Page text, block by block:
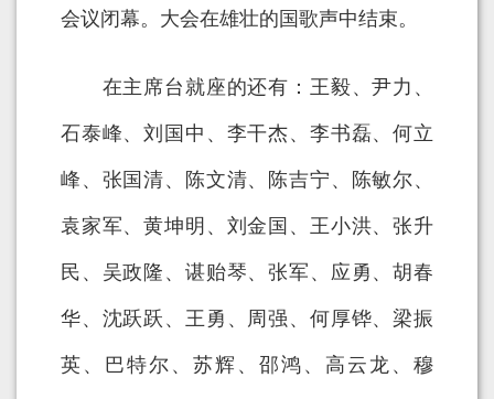
会议闭幕。大会在雄壮的国歌声中结束。
在主席台就座的还有：王毅、尹力、
石泰峰、刘国中、李干杰、李书磊、何立
峰、张国清、陈文清、陈吉宁、陈敏尔、
袁家军、黄坤明、刘金国、王小洪、张升
民、吴政隆、谌贻琴、张军、应勇、胡春
华、沈跃跃、王勇、周强、何厚铧、梁振
英、巴特尔、苏辉、邵鸿、高云龙、穆